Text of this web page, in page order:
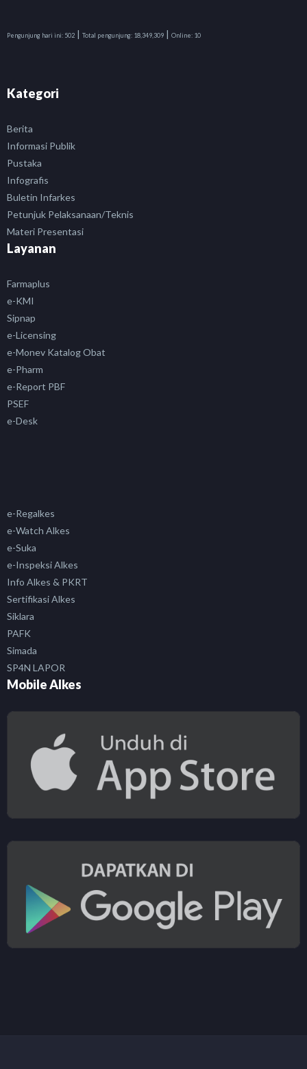
Pengunjung hari ini: 502 | Total pengunjung: 18,349,309 | Online: 10
Kategori
Berita
Informasi Publik
Pustaka
Infografis
Buletin Infarkes
Petunjuk Pelaksanaan/Teknis
Materi Presentasi
Layanan
Farmaplus
e-KMI
Sipnap
e-Licensing
e-Monev Katalog Obat
e-Pharm
e-Report PBF
PSEF
e-Desk
e-Regalkes
e-Watch Alkes
e-Suka
e-Inspeksi Alkes
Info Alkes & PKRT
Sertifikasi Alkes
Siklara
PAFK
Simada
SP4N LAPOR
Mobile Alkes